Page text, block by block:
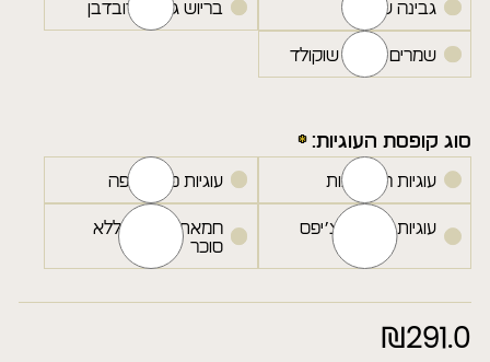
גבינה שמרים בריוש גבינה דובדבן
שמרים חלבה שוקולד
סוג קופסת העוגיות:
עוגיות ריבת תות עוגיות פקאן קפה
עוגיות שוקולד צ׳יפס
חמאת שקדים ללא
סוכר
₪291.0